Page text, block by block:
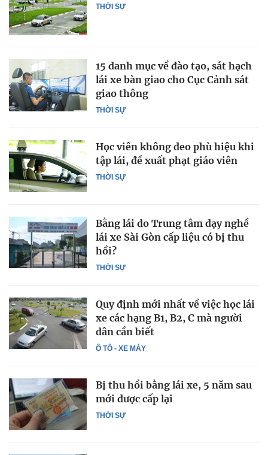
THỜI SỰ
THỜI SỰ
15 danh mục về đào tạo, sát hạch
lái xe bàn giao cho Cục Cảnh sát
giao thông
THỜI SỰ
Học viên không đeo phù hiệu khi
tập lái, đề xuất phạt giáo viên
THỜI SỰ
Bằng lái do Trung tâm dạy nghề
lái xe Sài Gòn cấp liệu có bị thu
hồi?
Ô TÔ - XE MÁY
Quy định mới nhất về việc học lái
xe các hạng B1, B2, C mà người
dân cần biết
THỜI SỰ
Bị thu hồi bằng lái xe, 5 năm sau
mới được cấp lại